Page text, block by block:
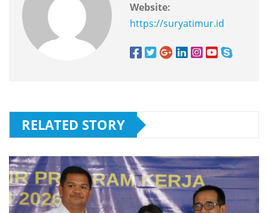
Website:
https://suryatimur.id
RELATED STORY